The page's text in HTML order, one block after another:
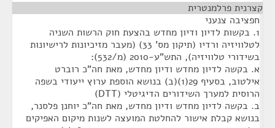
קצרנית פרלמנטרית
חפציבה צנעני
1. בקשות לדיון ודיון מחדש בהצעת חוק הרשות השניה
לטלוויזיה ורדיו (תיקון מס' 33) (מעבר מזיכיונות לרישיונות
בשידורי טלוויזיה), התש"ע-2010 (מ/532):
א. בקשה לדיון מחדש ודיון מחדש, מאת חה"כ רוברט
אילטוב, בסעיף 29(1)(ב) בנושא הוספת ערוץ ייעודי בשפה
הרוסית למערך השידורים הדיגיטלי (DTT)
ב. בקשה לדיון מחדש ודיון מחדש, מאת חה"כ יוחנן פלסנר,
בנושא קבלת אישור להחלטת המועצה לשנות מיקום האפיקים